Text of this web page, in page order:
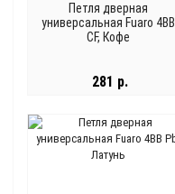
Петля дверная
универсальная Fuaro 4BB
CF, Кофе
281 р.